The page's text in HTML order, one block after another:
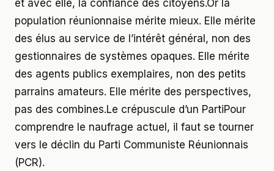
et avec elle, la confiance des citoyens.Or la
population réunionnaise mérite mieux. Elle mérite
des élus au service de l’intérêt général, non des
gestionnaires de systèmes opaques. Elle mérite
des agents publics exemplaires, non des petits
parrains amateurs. Elle mérite des perspectives,
pas des combines.Le crépuscule d’un PartiPour
comprendre le naufrage actuel, il faut se tourner
vers le déclin du Parti Communiste Réunionnais
(PCR).